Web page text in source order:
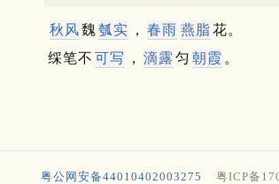
秋风魏 瓠实 ， 春雨 燕脂花。
䌽笔不 可写 ， 滴露 匀 朝霞 。
粤公网安备44010402003275 粤ICP备